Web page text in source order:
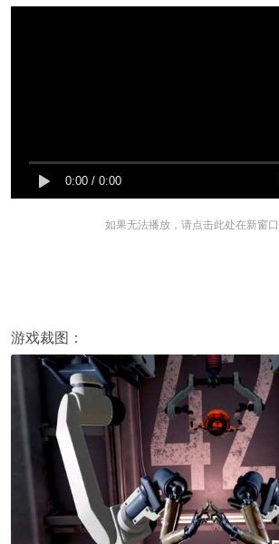
0:00/ 0:00
如果无法播放，请点击此处在新窗
游戏裁图：